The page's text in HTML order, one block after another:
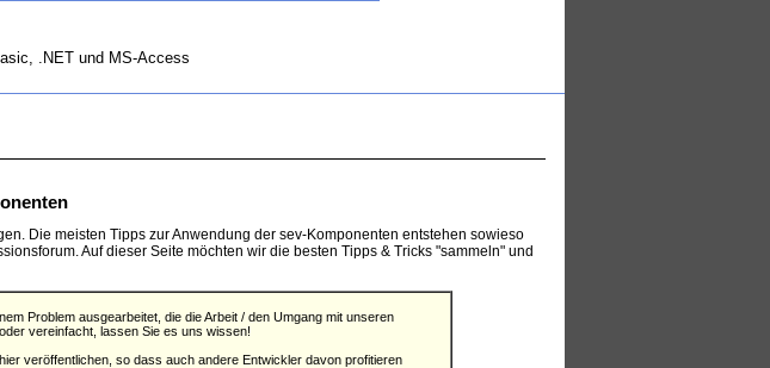
.NET und MS-Access
Die meisten Tipps zur Anwendung der sev-Komponenten entstehen sowieso
Auf dieser Seite möchten wir die besten Tipps & Tricks "sammeln" und
Problem ausgearbeitet, die die Arbeit / den Umgang mit unseren
vereinfacht, lassen Sie es uns wissen!
veröffentlichen, so dass auch andere Entwickler davon profitieren